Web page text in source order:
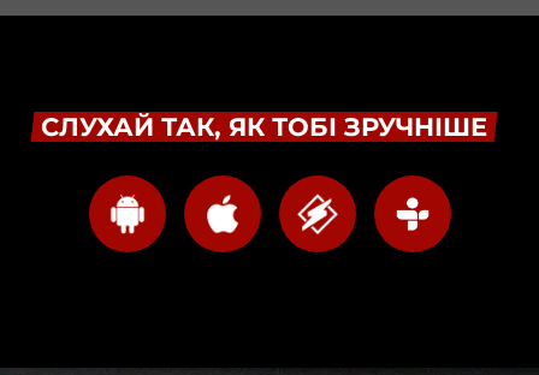
СЛУХАЙ ТАК, ЯК ТОБІ ЗРУЧНІШЕ